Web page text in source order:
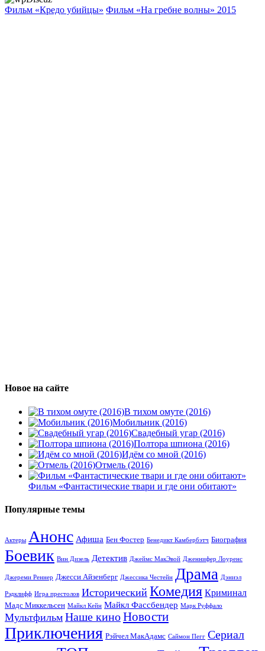
Фильм «Кредо убийцы» Фильм «На гребне волны» 2015
Новое на сайте
В тихом омуте (2016)
Мобильник (2016)
Свадебный угар (2016)
Полтора шпиона (2016)
Идём со мной (2016)
Отмель (2016)
Фильм «Фантастические твари и где они обитают»
Популярные темы
Актеры Анонс Афиша Бен Фостер Бенедикт Камбербэтч Биография
Боевик Вин Дизель Детектив Джеймс МакЭвой Дженнифер Лоуренс
Джереми Реннер Джесси Айзенберг Джессика Честейн Драма Дэниэл
Рэдклифф Игра престолов Исторический Комедия Криминал
Мадс Миккельсен Майкл Кейн Майкл Фассбендер Марк Руффало
Мультфильм Наше киноНовости
Приключения Рэйчел МакАдамс Саймон Пегг Сериал